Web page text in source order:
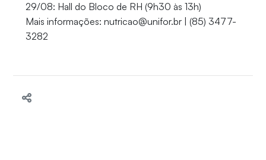
29/08: Hall do Bloco de RH (9h30 às 13h)
Mais informações: nutricao@unifor.br | (85) 3477-
3282